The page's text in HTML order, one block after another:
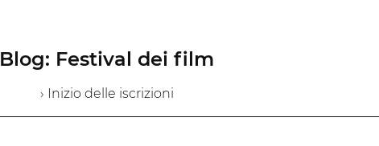
Blog: Festival dei film
› Inizio delle iscrizioni